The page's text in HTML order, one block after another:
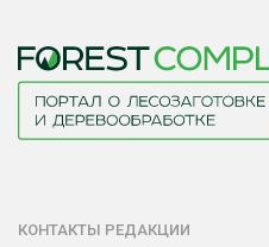
КОНТАКТЫ РЕДАКЦИИ